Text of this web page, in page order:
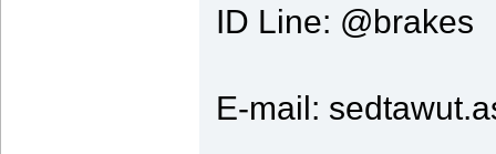
ID Line: @brakes
E-mail: